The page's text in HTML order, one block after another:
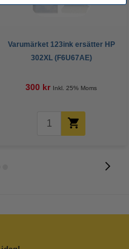
Varumärket 123ink ersätter HP
302XL (F6U67AE)
300 kr Inkl. 25% Moms